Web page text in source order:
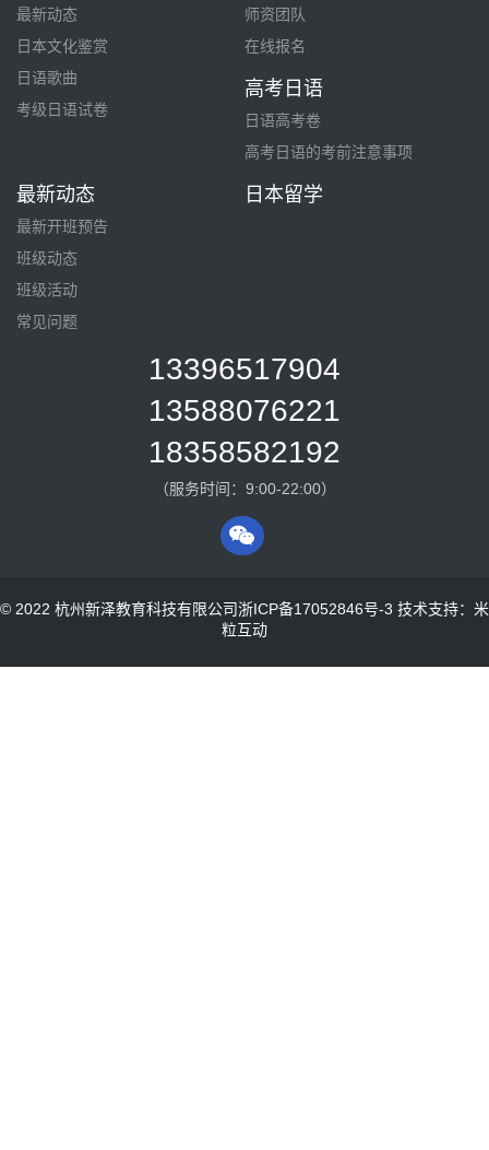
最新动态
日本文化鉴赏
日语歌曲
考级日语试卷
师资团队
在线报名
高考日语
日语高考卷
高考日语的考前注意事项
最新动态
最新开班预告
班级动态
班级活动
常见问题
日本留学
13396517904
13588076221
18358582192
（服务时间：9:00-22:00）
© 2022 杭州新泽教育科技有限公司浙ICP备17052846号-3 技术支持：米
粒互动